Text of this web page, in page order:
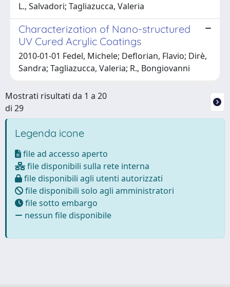
L., Salvadori; Tagliazucca, Valeria
Characterization of Nano-structured
UV Cured Acrylic Coatings
2010-01-01 Fedel, Michele; Deflorian, Flavio; Dirè,
Sandra; Tagliazucca, Valeria; R., Bongiovanni
Mostrati risultati da 1 a 20
di 29
Legenda icone
file ad accesso aperto
file disponibili sulla rete interna
file disponibili agli utenti autorizzati
file disponibili solo agli amministratori
file sotto embargo
nessun file disponibile